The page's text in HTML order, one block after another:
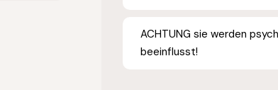
ACHTUNG sie werden
beeinflusst!